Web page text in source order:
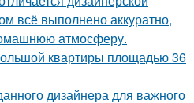
всё выполнено аккуратно,
атмосферу.
квартиры площадью 36
дизайнера для важного